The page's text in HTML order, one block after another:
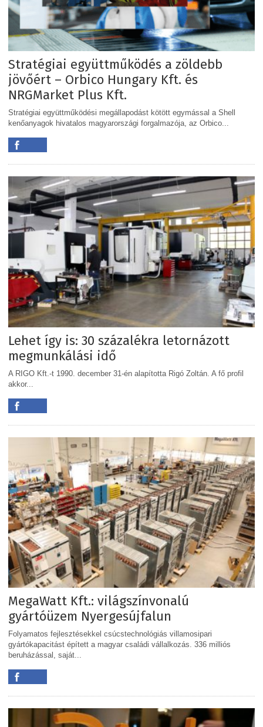
Stratégiai együttműködés a zöldebb
jövőért – Orbico Hungary Kft. és
NRGMarket Plus Kft.
Stratégiai együttműködési megállapodást kötött egymással a Shell
kenőanyagok hivatalos magyarországi forgalmazója, az Orbico...
Lehet így is: 30 százalékra letornázott
megmunkálási idő
A RIGO Kft.-t 1990. december 31-én alapította Rigó Zoltán. A fő profil
akkor...
MegaWatt Kft.: világszínvonalú
gyártóüzem Nyergesújfalun
Folyamatos fejlesztésekkel csúcstechnológiás villamosipari
gyártókapacitást épített a magyar családi vállalkozás. 336 milliós
beruházással, saját...